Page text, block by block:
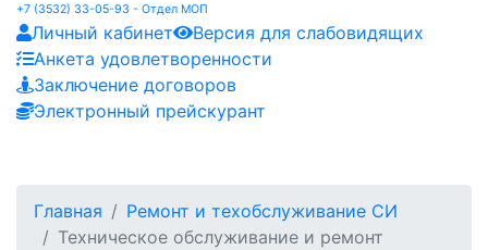
+7 (3532) 33-05-93 - Отдел МОП
Личный кабинет
Версия для слабовидящих
Анкета удовлетворенности
Заключение договоров
Электронный прейскурант
Главная
Ремонт и техобслуживание СИ
Техническое обслуживание и ремонт